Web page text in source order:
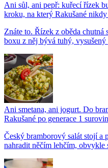
Ani sůl, ani pepř: kuřecí řízek
kroku, na který Rakušané nikdy
Znáte to. Řízek z oběda
boxu z něj bývá tuhý, vysušený
Ani smetana, ani jogurt. Do
Rakušané po generace 1
Český bramborový salát stojí a
nahradit něčím lehčím, obvykle